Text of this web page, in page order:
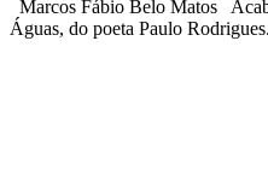
Marcos Fábio Belo Matos
Águas, do poeta Paulo